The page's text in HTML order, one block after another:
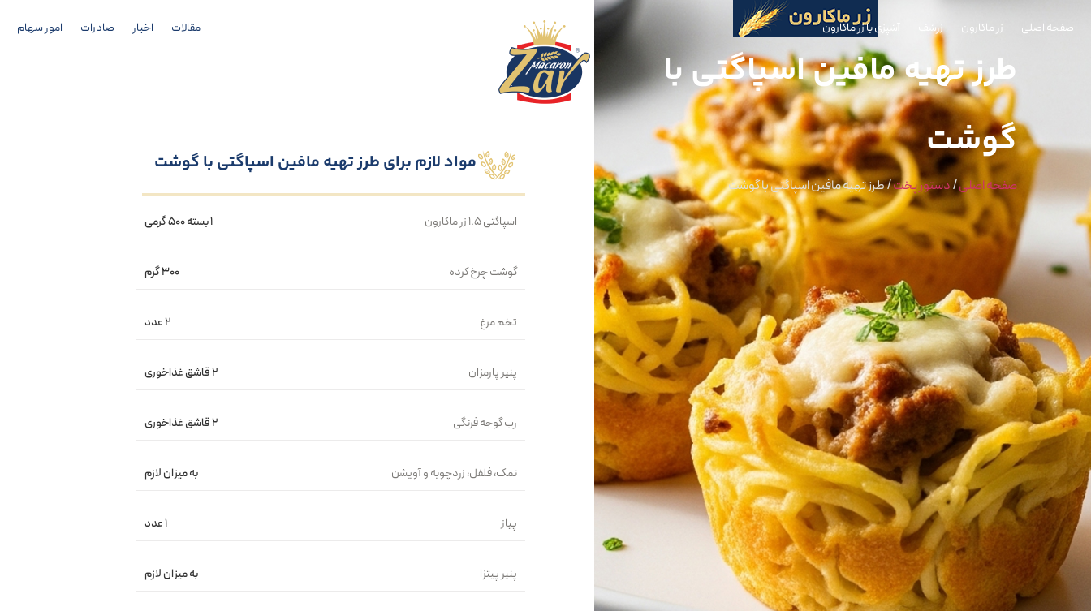
صفحه اصلی زر ماکارون زرشف آشپزی با زر ماکارون مقالات اخبار صادرات امور سهام
طرز تهیه مافین اسپاگتی با
گوشت
صفحه اصلی/دستور پخت/طرز تهیه مافین اسپاگتی با گوشت
مواد لازم برای طرز تهیه مافین اسپاگتی با گوشت
اسپاگتی ۱.۵ زر ماکارون ۱ بسته ۵۰۰ گرمی
گوشت چرخ کرده ۳۰۰ گرم
تخم مرغ ۲ عدد
پنیر پارمزان ۲ قاشق غذاخوری
رب گوجه فرنگی ۲ قاشق غذاخوری
نمک، فلفل، زردچوبه و آویشن به میزان لازم
پیاز ۱ عدد
پنیر پیتزا به میزان لازم